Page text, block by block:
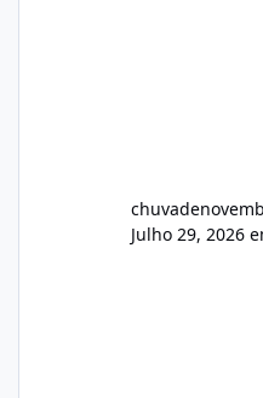
Julho 29, 2026